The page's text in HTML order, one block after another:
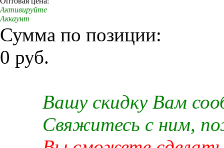
Активируйте
Аккаунт
Сумма по позиции:
0 руб.
Вашу скидку Вам
Свяжитесь с ним,